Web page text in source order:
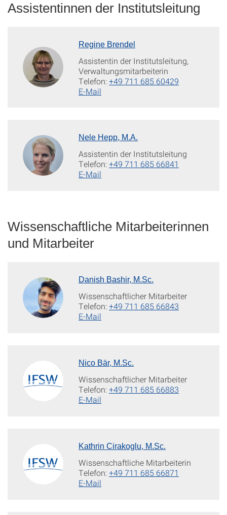
Assistentinnen der Institutsleitung
Regine Brendel
Assistentin der Institutsleitung,
Verwaltungsmitarbeiterin
Telefon:+49 711 685 60429
E-Mail
Nele Hepp, M.A.
Assistentin der Institutsleitung
Telefon:+49 711 685 66841
E-Mail
Wissenschaftliche Mitarbeiterinnen
und Mitarbeiter
Danish Bashir, M.Sc.
Wissenschaftlicher Mitarbeiter
Telefon:+49 711 685 66843
E-Mail
Nico Bär, M.Sc.
Wissenschaftlicher Mitarbeiter
Telefon:+49 711 685 66883
E-Mail
Kathrin Cirakoglu, M.Sc.
Wissenschaftliche Mitarbeiterin
Telefon:+49 711 685 66871
E-Mail